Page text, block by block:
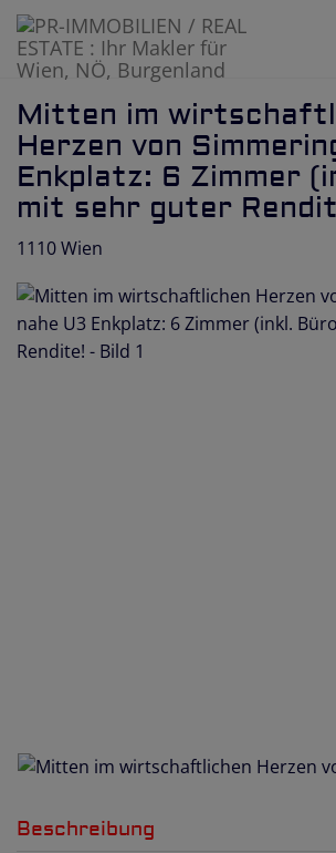
Mitten im
Herzen von
Enkplatz: 6 Zimmer
mit sehr guter
1110 Wien
Beschreibung